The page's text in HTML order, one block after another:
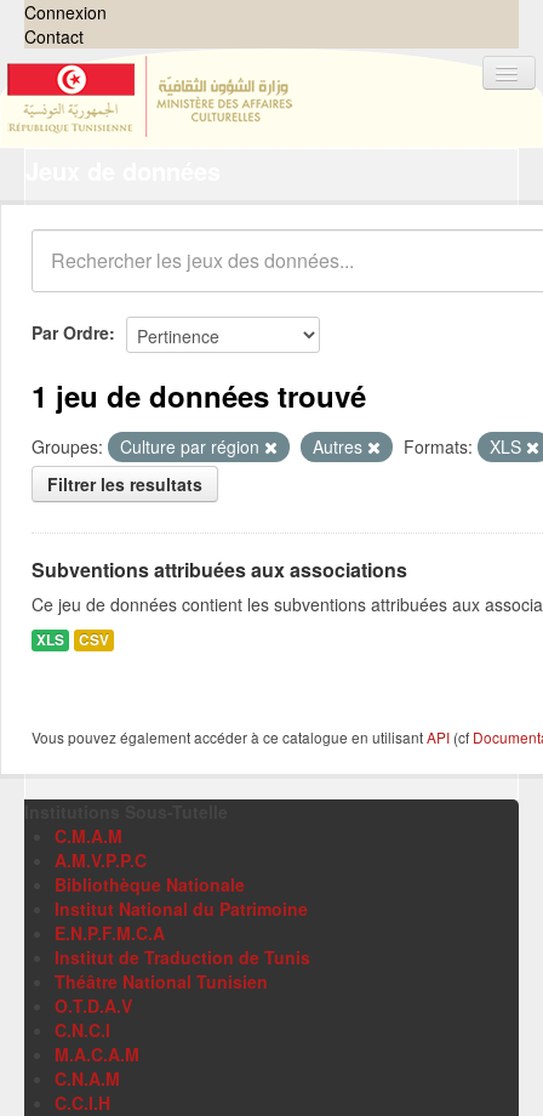
Connexion
Contact
Organisations
Groupes
Demandes 0
À propos
Par Ordre
1 jeu de données trouvé
Groupes: Culture par région Autres Formats:
XLS
Filtrer les resultats
Subventions attribuées aux associations
Ce jeu de données contient les subventions attribuées aux
XLS CSV
Vous pouvez également accéder à ce catalogue en utilisantAPI (cf
C.M.A.M
A.M.V.P.P.C
Bibliothèque Nationale
Institut National du Patrimoine
E.N.P.F.M.C.A
Institut de Traduction de Tunis
Théâtre National Tunisien
O.T.D.A.V
C.N.C.I
M.A.C.A.M
C.N.A.M
C.C.I.H